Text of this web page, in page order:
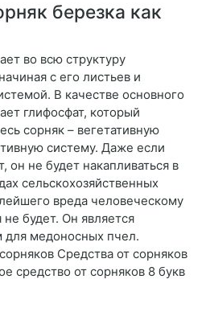
березка как
во всю структуру
с его листьев и
В качестве основного
глифосфат, который
сорняк – вегетативную
систему. Даже если
он не будет накапливаться в
сельскохозяйственных
вреда человеческому
будет. Он является
для медоносных пчел.
Средства от сорняков
средство от сорняков 8 букв